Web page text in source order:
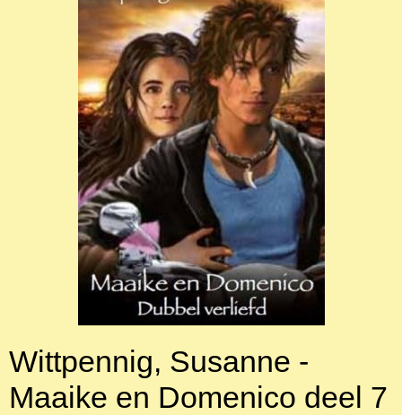
Wittpennig, Susanne -
Maaike en Domenico deel 7